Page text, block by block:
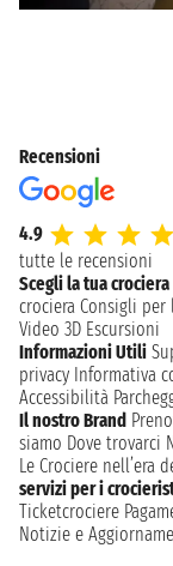
Recensioni
4.9
tutte le recensioni
Scegli la tua crociera
crociera Consigli per
Video 3D Escursioni
Informazioni Utili
privacy Informativa
Accessibilità
Il nostro Brand
siamo Dove trovarci
Le Crociere nell’era
servizi per i
Ticketcrociere
Notizie e